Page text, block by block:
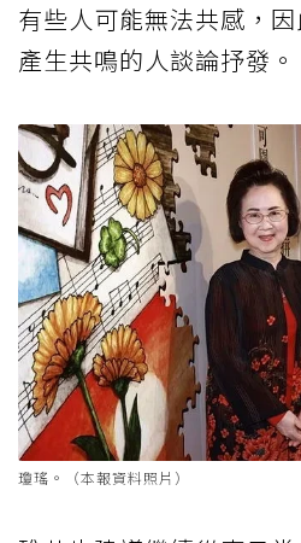
有些人可能無法共感，
產生共鳴的人談論抒發。
瓊瑤。（本報資料照片）